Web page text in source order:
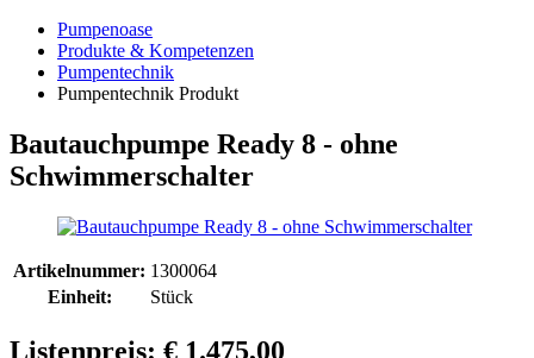
Pumpenoase
Produkte & Kompetenzen
Pumpentechnik
Pumpentechnik Produkt
Bautauchpumpe Ready 8 - ohne
Schwimmerschalter
Artikelnummer: 1300064
Einheit:
Stück
Listenpreis: € 1.475,00